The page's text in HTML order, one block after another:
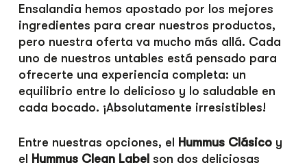
Ensalandia hemos apostado por los mejores
ingredientes para crear nuestros productos,
pero nuestra oferta va mucho más allá. Cada
uno de nuestros untables está pensado para
ofrecerte una experiencia completa: un
equilibrio entre lo delicioso y lo saludable en
cada bocado. ¡Absolutamente irresistibles!
Entre nuestras opciones, el Hummus Clásicoy
el Hummus Clean Labelson dos deliciosas